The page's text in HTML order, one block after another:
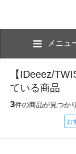
メニュ
【IDeeez/
ている商品
3件の商品が見つか
お